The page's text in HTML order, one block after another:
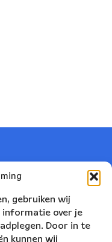
gebruiken wij
informatie over je
Door in te
kunnen wij